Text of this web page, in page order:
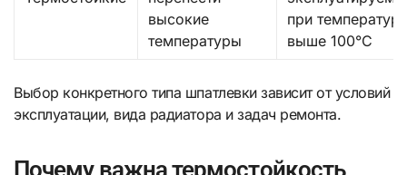
высокие
температуры
при
выше 100°C
Выбор конкретного типа шпатлевки зависит от условий
эксплуатации, вида радиатора и задач ремонта.